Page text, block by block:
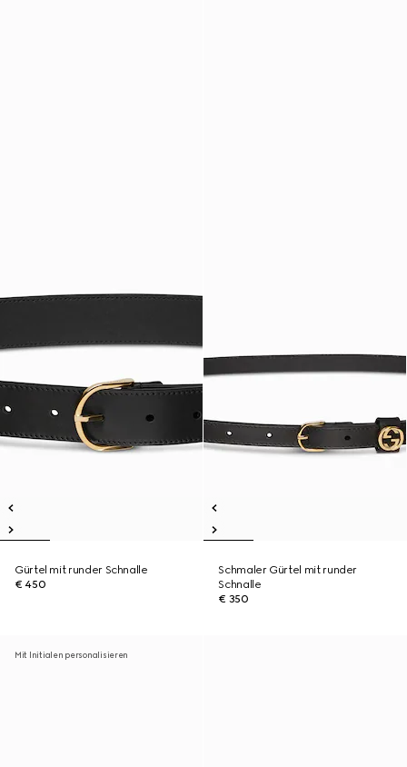
Gürtel mit runder Schnalle
€ 450
Schmaler Gürtel mit runder
Schnalle
€ 350
Mit Initialen personalisieren